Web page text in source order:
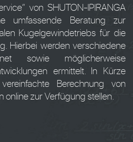
von SHUTON-IPIRANGA
umfassende Beratung zur
Kugelgewindetriebs für die
Hierbei werden verschiedene
sowie möglicherweise
ermittelt. In Kürze
Berechnung von
zur Verfügung stellen.